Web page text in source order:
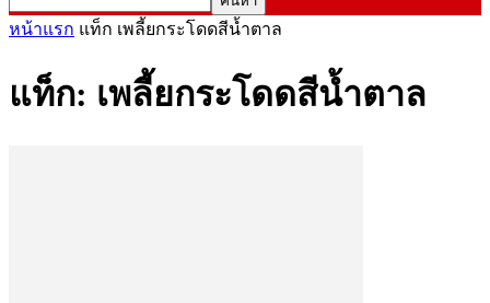
หน้าแรก แท็ก เพลี้ยกระโดดสีน้ำตาล
แท็ก: เพลี้ยกระโดดสีน้ำตาล